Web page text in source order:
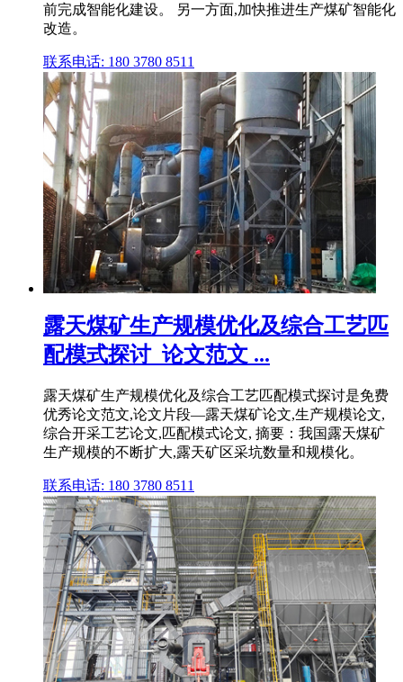
前完成智能化建设。 另一方面,加快推进生产煤矿智能化
改造。
联系电话: 180 3780 8511
露天煤矿生产规模优化及综合工艺匹
配模式探讨_论文范文 ...
露天煤矿生产规模优化及综合工艺匹配模式探讨是免费
优秀论文范文,论文片段—露天煤矿论文,生产规模论文,
综合开采工艺论文,匹配模式论文, 摘要：我国露天煤矿
生产规模的不断扩大,露天矿区采坑数量和规模化。
联系电话: 180 3780 8511